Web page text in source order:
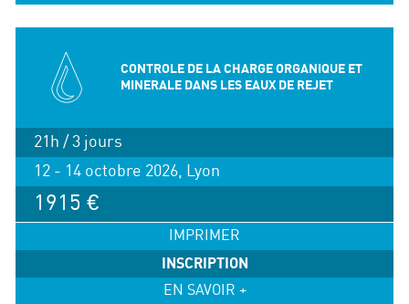
CONTROLE DE LA CHARGE ORGANIQUE ET
MINERALE DANS LES EAUX DE REJET
21h / 3 jours
12 - 14 octobre 2026, Lyon
1915 €
IMPRIMER
INSCRIPTION
EN SAVOIR +